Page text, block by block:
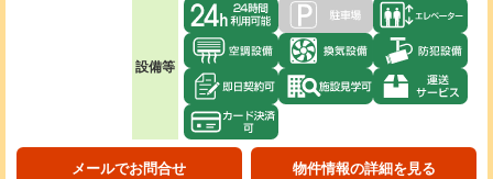
設備等
メールでお問合せ 物件情報の詳細を見る